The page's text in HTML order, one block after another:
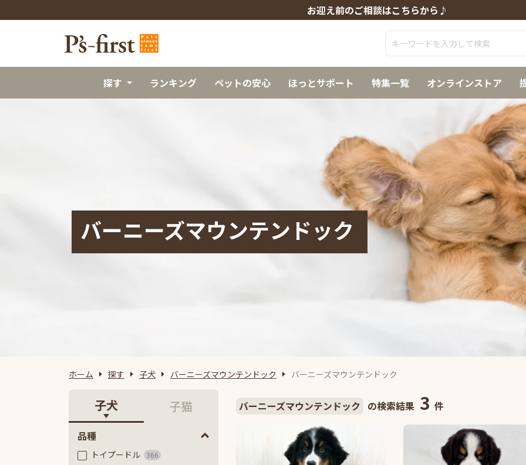
お迎え前のご相談はこちらから♪
探す ランキング ペットの安心 ほっとサポート 特集一覧 オンラインストア
バーニーズマウンテンドック
ホーム 探す 子犬 バーニーズマウンテンドック バーニーズマウンテンドック
子犬 子猫
品種
トイプードル
366
バーニーズマウンテンドック の検索結果 3 件